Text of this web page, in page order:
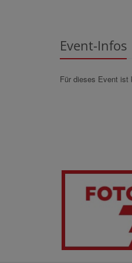
Event-Infos
Für dieses Event ist